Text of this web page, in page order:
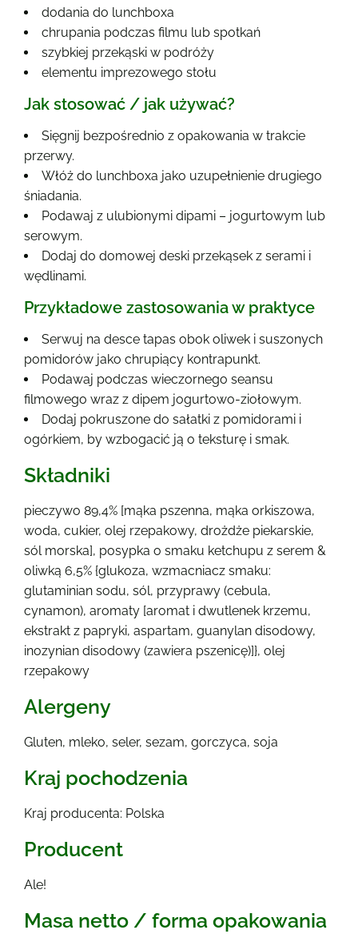
dodania do lunchboxa
chrupania podczas filmu lub spotkań
szybkiej przekąski w podróży
elementu imprezowego stołu
Jak stosować / jak używać?
Sięgnij bezpośrednio z opakowania w trakcie
przerwy.
Włóż do lunchboxa jako uzupełnienie drugiego
śniadania.
Podawaj z ulubionymi dipami – jogurtowym lub
serowym.
Dodaj do domowej deski przekąsek z serami i
wędlinami.
Przykładowe zastosowania w praktyce
Serwuj na desce tapas obok oliwek i suszonych
pomidorów jako chrupiący kontrapunkt.
Podawaj podczas wieczornego seansu
filmowego wraz z dipem jogurtowo-ziołowym.
Dodaj pokruszone do sałatki z pomidorami i
ogórkiem, by wzbogacić ją o teksturę i smak.
Składniki
pieczywo 89,4% [mąka pszenna, mąka orkiszowa,
woda, cukier, olej rzepakowy, drożdże piekarskie,
sól morska], posypka o smaku ketchupu z serem &
oliwką 6,5% {glukoza, wzmacniacz smaku:
glutaminian sodu, sól, przyprawy (cebula,
cynamon), aromaty [aromat i dwutlenek krzemu,
ekstrakt z papryki, aspartam, guanylan disodowy,
inozynian disodowy (zawiera pszenicę)]}, olej
rzepakowy
Alergeny
Gluten, mleko, seler, sezam, gorczyca, soja
Kraj pochodzenia
Kraj producenta: Polska
Producent
Ale!
Masa netto / forma opakowania